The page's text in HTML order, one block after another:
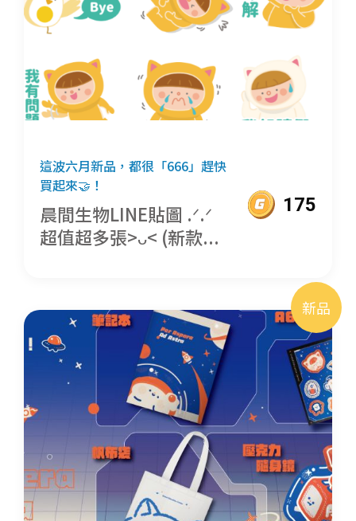
這波六月新品，都很「666」趕快
買起來🤝！
晨間生物LINE貼圖 .ᐟ.ᐟ
超值超多張>ᴗ< (新款...
175
新品